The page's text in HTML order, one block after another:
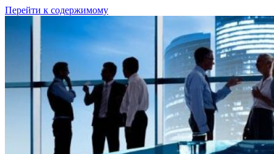
Перейти к содержимому